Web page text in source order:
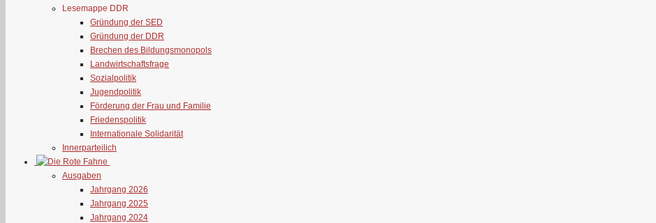
Lesemappe DDR
Gründung der SED
Gründung der DDR
Brechen des Bildungsmonopols
Landwirtschaftsfrage
Sozialpolitik
Jugendpolitik
Förderung der Frau und Familie
Friedenspolitik
Internationale Solidarität
Innerparteilich
Ausgaben
Jahrgang 2026
Jahrgang 2025
Jahrgang 2024